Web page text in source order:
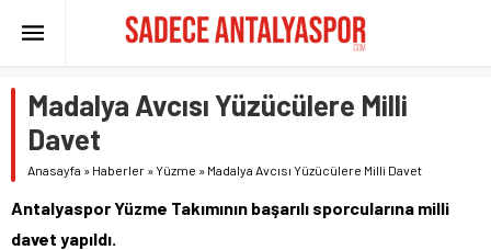
Madalya Avcısı Yüzücülere Milli
Davet
Anasayfa » Haberler »Yüzme » Madalya Avcısı Yüzücülere Milli Davet
Antalyaspor Yüzme Takımının başarılı sporcularına milli
davet yapıldı.